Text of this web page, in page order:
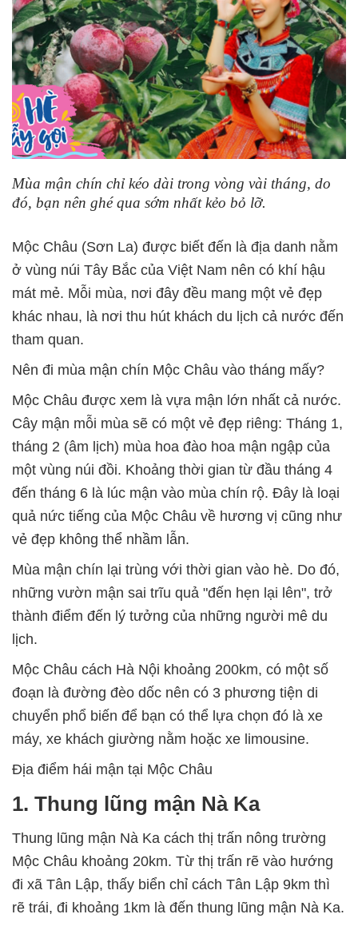
Mùa mận chín chỉ kéo dài trong vòng vài tháng, do
đó, bạn nên ghé qua sớm nhất kẻo bỏ lỡ.
Mộc Châu (Sơn La) được biết đến là địa danh nằm
ở vùng núi Tây Bắc của Việt Nam nên có khí hậu
mát mẻ. Mỗi mùa, nơi đây đều mang một vẻ đẹp
khác nhau, là nơi thu hút khách du lịch cả nước đến
tham quan.
Nên đi mùa mận chín Mộc Châu vào tháng mấy?
Mộc Châu được xem là vựa mận lớn nhất cả nước.
Cây mận mỗi mùa sẽ có một vẻ đẹp riêng: Tháng 1,
tháng 2 (âm lịch) mùa hoa đào hoa mận ngập của
một vùng núi đồi. Khoảng thời gian từ đầu tháng 4
đến tháng 6 là lúc mận vào mùa chín rộ. Đây là loại
quả nức tiếng của Mộc Châu về hương vị cũng như
vẻ đẹp không thể nhầm lẫn.
Mùa mận chín lại trùng với thời gian vào hè. Do đó,
những vườn mận sai trĩu quả "đến hẹn lại lên", trở
thành điểm đến lý tưởng của những người mê du
lịch.
Mộc Châu cách Hà Nội khoảng 200km, có một số
đoạn là đường đèo dốc nên có 3 phương tiện di
chuyển phổ biến để bạn có thể lựa chọn đó là xe
máy, xe khách giường nằm hoặc xe limousine.
Địa điểm hái mận tại Mộc Châu
1. Thung lũng mận Nà Ka
Thung lũng mận Nà Ka cách thị trấn nông trường
Mộc Châu khoảng 20km. Từ thị trấn rẽ vào hướng
đi xã Tân Lập, thấy biển chỉ cách Tân Lập 9km thì
rẽ trái, đi khoảng 1km là đến thung lũng mận Nà Ka.